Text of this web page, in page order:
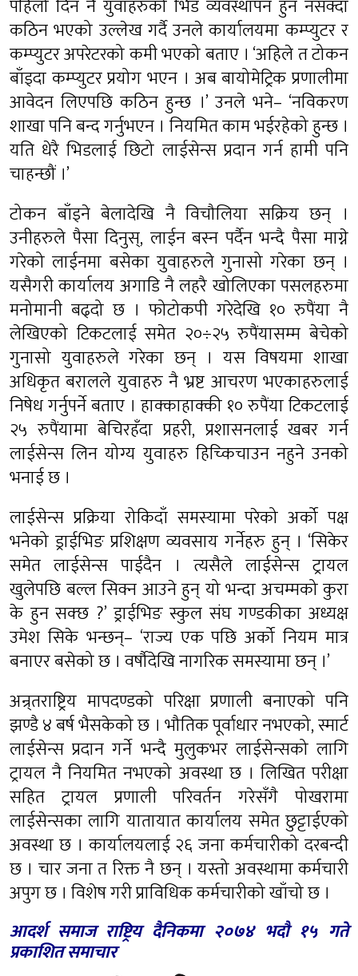
पहिलो दिन नै युवाहरुको भिड व्यवस्थापन हुन नसक्दा
कठिन भएको उल्लेख गर्दै उनले कार्यालयमा कम्प्युटर र
कम्प्युटर अपरेटरको कमी भएको बताए । ‘अहिले त टोकन
बाँड्दा कम्प्युटर प्रयोग भएन । अब बायोमेट्रिक प्रणालीमा
आवेदन लिएपछि कठिन हुन्छ ।’ उनले भने– ‘नविकरण
शाखा पनि बन्द गर्नुभएन । नियमित काम भईरहेको हुन्छ ।
यति धेरै भिडलाई छिटो लाईसेन्स प्रदान गर्न हामी पनि
चाहन्छौं ।’
टोकन बाँड्ने बेलादेखि नै विचौलिया सक्रिय छन् ।
उनीहरुले पैसा दिनुस्, लाईन बस्न पर्दैन भन्दै पैसा माग्ने
गरेको लाईनमा बसेका युवाहरुले गुनासो गरेका छन् ।
यसैगरी कार्यालय अगाडि नै लहरै खोलिएका पसलहरुमा
मनोमानी बढ्दो छ । फोटोकपी गरेदेखि १० रुपैंया नै
लेखिएको टिकटलाई समेत २०÷२५ रुपैंयासम्म बेचेको
गुनासो युवाहरुले गरेका छन् । यस विषयमा शाखा
अधिकृत बरालले युवाहरु नै भ्रष्ट आचरण भएकाहरुलाई
निषेध गर्नुपर्ने बताए । हाक्काहाक्की १० रुपैंया टिकटलाई
२५ रुपैंयामा बेचिरहँदा प्रहरी, प्रशासनलाई खबर गर्न
लाईसेन्स लिन योग्य युवाहरु हिच्किचाउन नहुने उनको
भनाई छ ।
लाईसेन्स प्रक्रिया रोकिदाँ समस्यामा परेको अर्को पक्ष
भनेको ड्राईभिङ प्रशिक्षण व्यवसाय गर्नेहरु हुन् । ‘सिकेर
समेत लाईसेन्स पाईदैन । त्यसैले लाईसेन्स ट्रायल
खुलेपछि बल्ल सिक्न आउने हुन् यो भन्दा अचम्मको कुरा
के हुन सक्छ ?’ ड्राईभिङ स्कुल संघ गण्डकीका अध्यक्ष
उमेश सिके भन्छन्– ‘राज्य एक पछि अर्को नियम मात्र
बनाएर बसेको छ । वर्षौदेखि नागरिक समस्यामा छन् ।’
अन्र्तराष्ट्रिय मापदण्डको परिक्षा प्रणाली बनाएको पनि
झण्डै ४ बर्ष भैसकेको छ । भौतिक पूर्वाधार नभएको, स्मार्ट
लाईसेन्स प्रदान गर्ने भन्दै मुलुकभर लाईसेन्सको लागि
ट्रायल नै नियमित नभएको अवस्था छ । लिखित परीक्षा
सहित ट्रायल प्रणाली परिवर्तन गरेसँगै पोखरामा
लाईसेन्सका लागि यातायात कार्यालय समेत छुट्टाईएको
अवस्था छ । कार्यालयलाई २६ जना कर्मचारीको दरबन्दी
छ । चार जना त रिक्त नै छन् । यस्तो अवस्थामा कर्मचारी
अपुग छ । विशेष गरी प्राविधिक कर्मचारीको खाँचो छ ।
आदर्श समाज राष्ट्रिय दैनिकमा २०७४ भदौ १५ गते
प्रकाशित समाचार